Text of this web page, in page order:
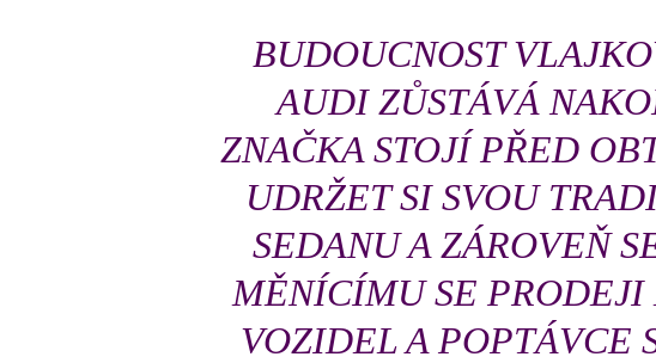
BUDOUCNOST
AUDI ZŮSTÁVÁ
ZNAČKA STOJÍ PŘED
UDRŽET SI SVOU
SEDANU A ZÁROVEŇ
MĚNÍCÍMU SE
VOZIDEL A POPTÁVCE